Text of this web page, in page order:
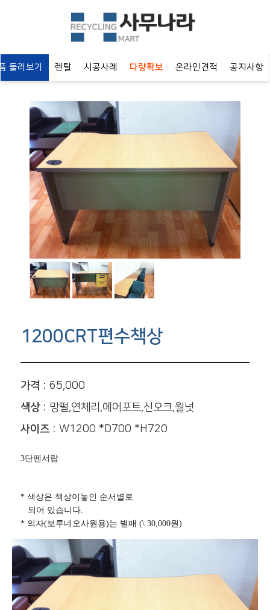
러보기 렌탈 시공사례 다량확보 온라인견적 공지사항
1200CRT편수책상
가격 : 65,000
색상 : 망펄,연체리,에어포트,신오크,월넛
사이즈 : W1200 *D700 *H720
3단펜서랍
* 색상은 책상이놓인 순서별로
되어 있습니다.
* 의자(보루네오사원용)는 별매 (\ 30,000원)